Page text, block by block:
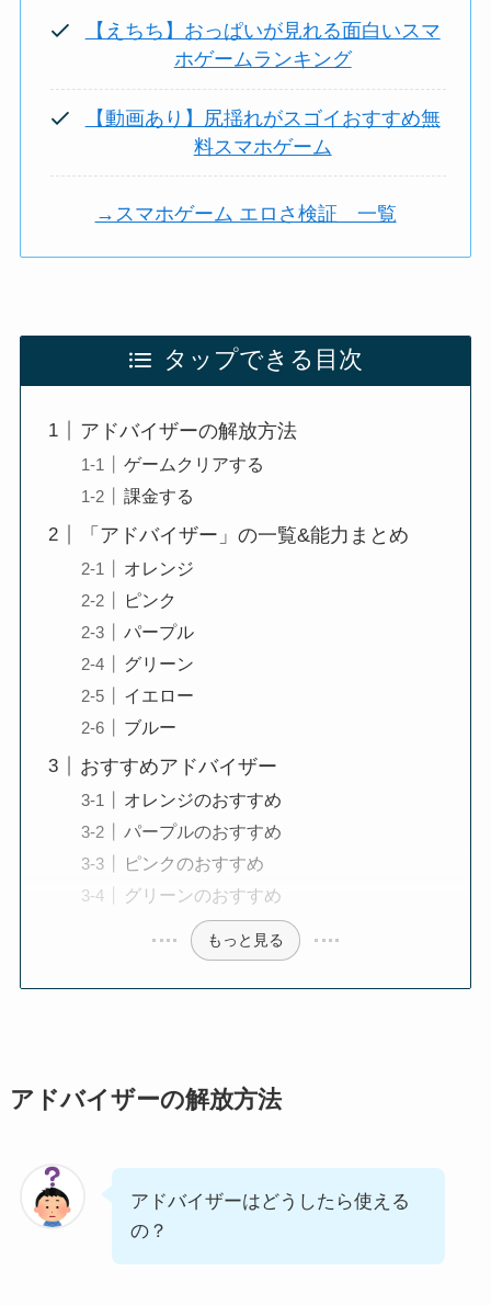
【えちち】おっぱいが見れる面白いスマ
ホゲームランキング
【動画あり】尻揺れがスゴイおすすめ無
料スマホゲーム
→スマホゲーム エロさ検証 一覧
タップできる目次
アドバイザーの解放方法
ゲームクリアする
課金する
「アドバイザー」の一覧&能力まとめ
オレンジ
ピンク
パープル
グリーン
イエロー
ブルー
おすすめアドバイザー
オレンジのおすすめ
パープルのおすすめ
ピンクのおすすめ
グリーンのおすすめ
もっと見る
アドバイザーの解放方法
アドバイザーはどうしたら使える
の？